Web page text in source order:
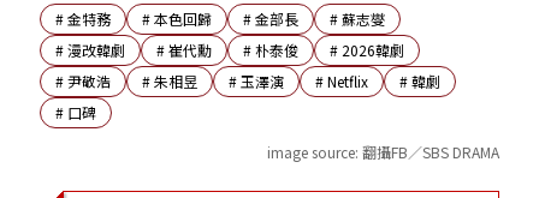
#金特務 #本色回歸 #金部長 #蘇志燮
#漫改韓劇 #崔代勳 #朴泰俊 # 2026韓劇
#尹敬浩 #朱相昱 #玉澤演 #Netflix #韓劇
# 口碑
image source: 翻攝FB／SBS DRAMA